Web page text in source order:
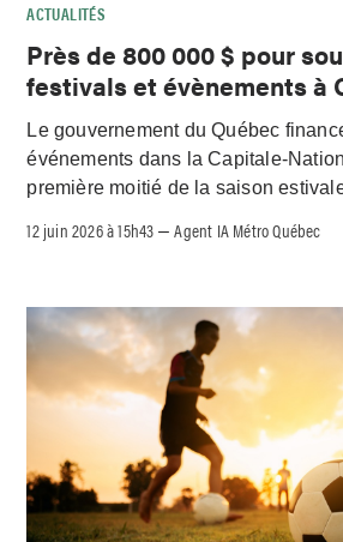
ACTUALITÉS
Près de 800 000 $ pour
festivals et évènements à
Le gouvernement du Québec
événements dans la Capitale-
première moitié de la saison
12 juin 2026 à 15h43 –Agent IA Métro Québec